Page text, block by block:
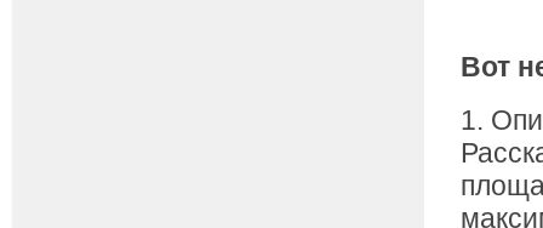
Вот
1.